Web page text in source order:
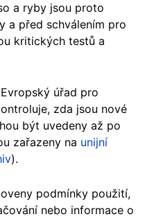
a ryby jsou proto
a před schválením pro
kritických testů a
Evropský úřad pro
zda jsou nové
být uvedeny až po
zařazeny na unijní
).
podmínky použití,
nebo informace o